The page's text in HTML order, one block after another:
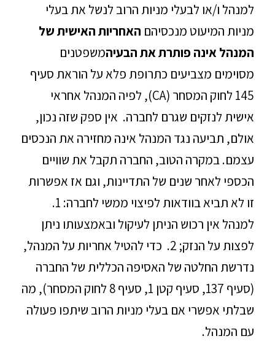
למנהל ו/או לבעלי מניות הרוב לנשל את בעלי
מניות המיעוט מנכסיהם האחריות האישית של
המנהל אינה פותרת את הבעיהמשפטנים
מסוימים מצביעים כתרופת פלא על הוראת סעיף
145 לחוק המסחר (CA), לפיה המנהל אחראי
אישית לנזקים שגרם לחברה. אין ספק שזה נכון,
אולם, תביעה נגד המנהל אינה מחזירה את הנכסים
עצמם. במקרה הטוב, החברה תקבל את שוויים
הכספי לאחר שנים של התדיינות, וגם אז אפשרות
זו לא תביא בוודאות לפיצוי ממשי לחברה: 1.
למנהל אין רכוש הניתן לעיקול ובאמצעותו ניתן
לפצות על הנזק; 2. כדי להטיל אחריות על המנהל,
נדרשת החלטה של האסיפה הכללית של החברה
(סעיף 137, סעיף קטן 1, סעיף 8 לחוק המסחר), מה
שבלתי אפשרי אם בעלי מניות הרוב שיתפו פעולה
עם המנהל.